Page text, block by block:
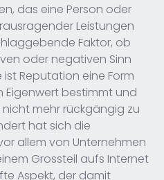
das eine Person oder
Leistungen
Faktor, ob
oder negativen Sinn
Reputation eine Form
bestimmt und
mehr rückgängig zu
hat sich die
allem von Unternehmen
Grossteil aufs Internet
Aspekt, der damit